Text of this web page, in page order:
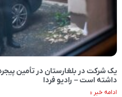
یک شرکت در بلغارستان در تأمین
داشته است – رادیو فردا
ادامه خبر »